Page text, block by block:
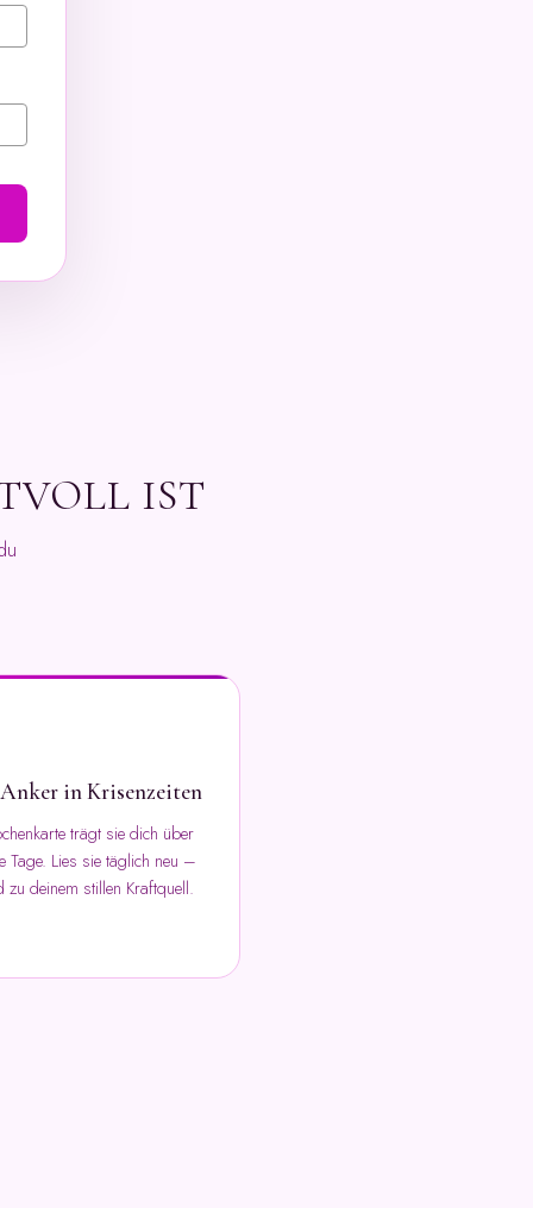
IST
in Krisenzeiten
trägt sie dich über
Tage. Lies sie täglich neu –
zu deinem stillen Kraftquell.